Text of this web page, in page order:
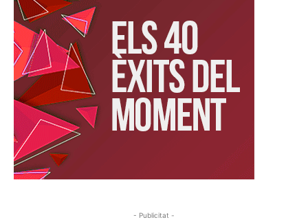
- Publicitat -